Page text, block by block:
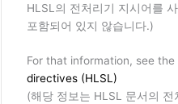
HLSL의 전처리기 지시어를
포함되어 있지 않습니다.)
For that information, see
directives (HLSL)
(해당 정보는 HLSL 문서의